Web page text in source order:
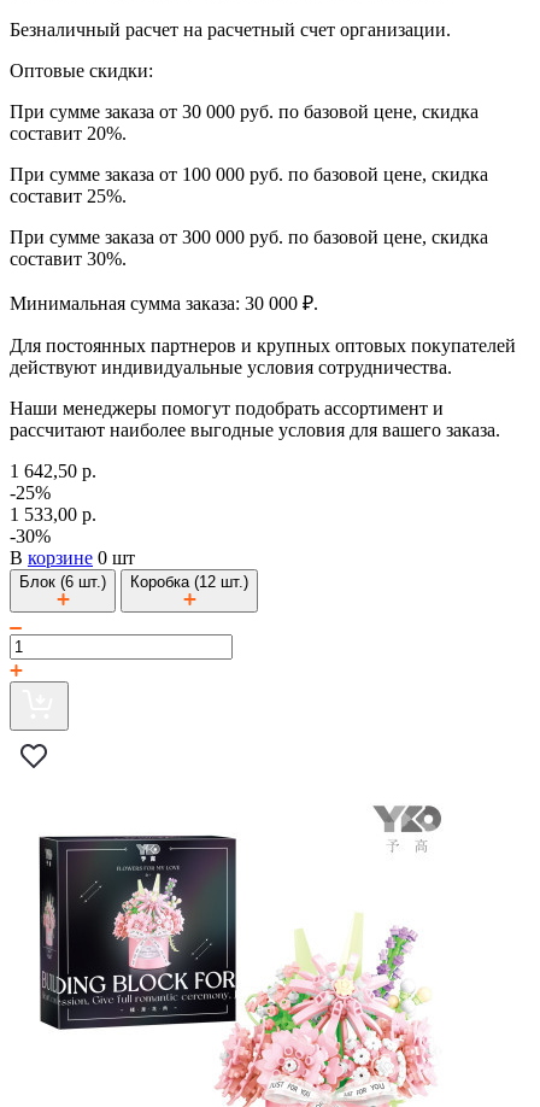
Безналичный расчет на расчетный счет организации.
Оптовые скидки:
При сумме заказа от 30 000 руб. по базовой цене, скидка
составит 20%.
При сумме заказа от 100 000 руб. по базовой цене, скидка
составит 25%.
При сумме заказа от 300 000 руб. по базовой цене, скидка
составит 30%.
Минимальная сумма заказа: 30 000 ₽.
Для постоянных партнеров и крупных оптовых покупателей
действуют индивидуальные условия сотрудничества.
Наши менеджеры помогут подобрать ассортимент и
рассчитают наиболее выгодные условия для вашего заказа.
1 642,50 р.
-25%
1 533,00 р.
-30%
В корзине 0 шт
Блок (6 шт.) Коробка (12 шт.)